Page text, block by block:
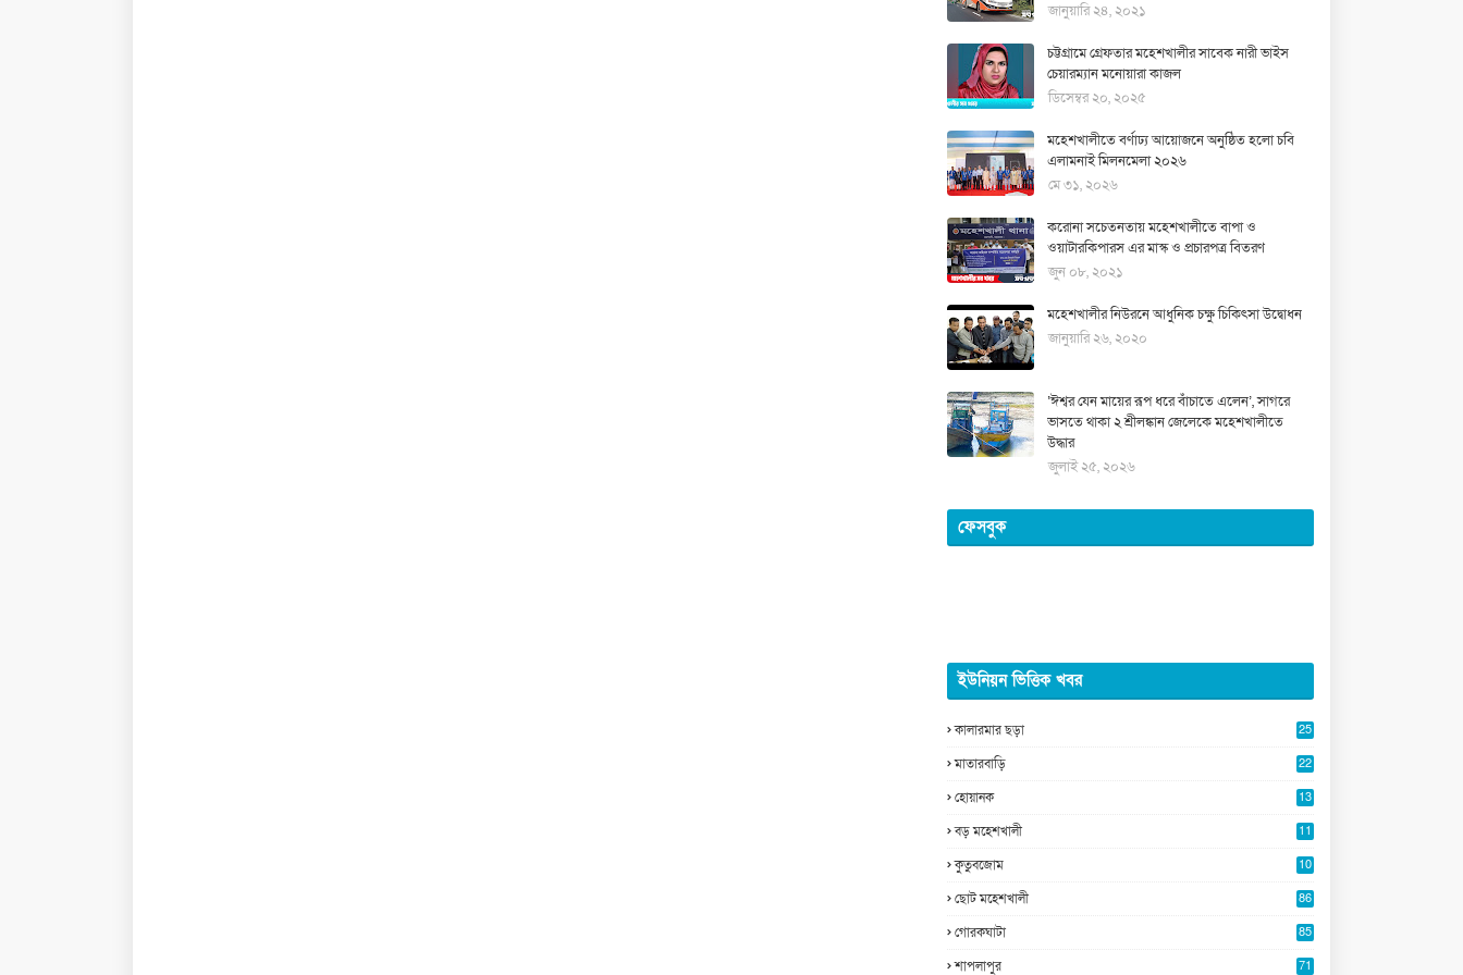
জানুয়ারি ২৪, ২০২১
চট্টগ্রামে গ্রেফতার মহেশখালীর সাবেক নারী ভাইস
চেয়ারম্যান মনোয়ারা কাজল
ডিসেম্বর ২০, ২০২৫
মহেশখালীতে বর্ণাঢ্য আয়োজনে অনুষ্ঠিত হলো চবি
এলামনাই মিলনমেলা ২০২৬
মে ৩১, ২০২৬
করোনা সচেতনতায় মহেশখালীতে বাপা ও
ওয়াটারকিপারস এর মাস্ক ও প্রচারপত্র বিতরণ
জুন ০৮, ২০২১
মহেশখালীর নিউরনে আধুনিক চক্ষু চিকিৎসা উদ্বোধন
জানুয়ারি ২৬, ২০২০
‘ঈশ্বর যেন মায়ের রূপ ধরে বাঁচাতে এলেন’, সাগরে
ভাসতে থাকা ২ শ্রীলঙ্কান জেলেকে মহেশখালীতে
উদ্ধার
জুলাই ২৫, ২০২৬
ফেসবুক
ইউনিয়ন ভিত্তিক খবর
কালারমার ছড়া
25
মাতারবাড়ি
22
হোয়ানক
13
বড় মহেশখালী
11
কুতুবজোম
10
ছোট মহেশখালী 86
গোরকঘাটা 85
শাপলাপুর 71